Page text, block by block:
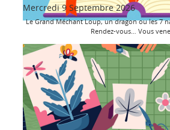
Mercredi 9 Septembre 2026
Le Grand Méchant Loup, un dragon ou les 7
Rendez-vous… Vous